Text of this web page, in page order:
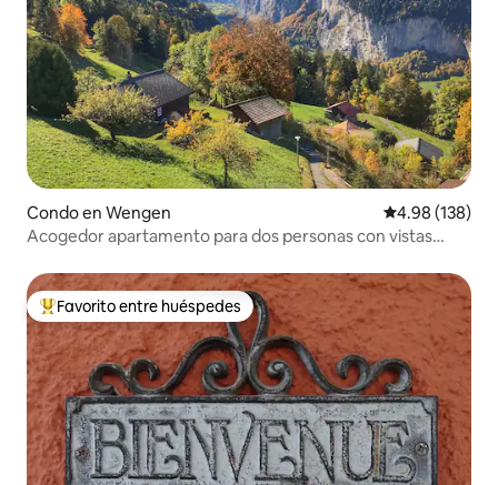
Condo en Wengen Calificación
4.98 (138)
Acogedor apartamento para dos personas con vistas
Favorito entre huéspedes preferido
Favorito entre huéspedes